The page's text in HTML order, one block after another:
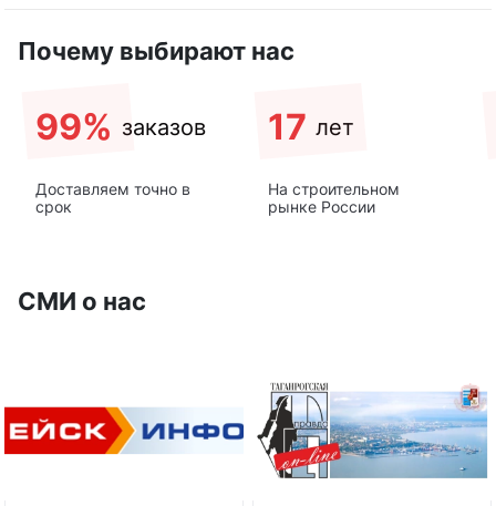
Почему выбирают нас
99% заказов
Доставляем точно в
срок
17 лет
На строительном
рынке России
СМИ о нас